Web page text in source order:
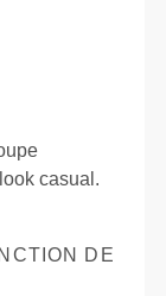
casual.
DE